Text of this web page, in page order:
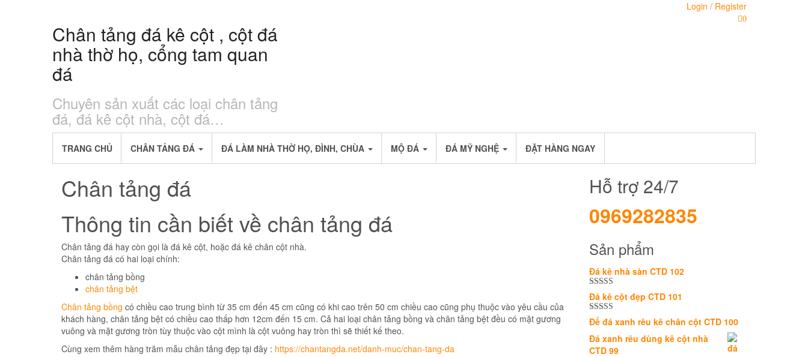
Login / Register
Chân tảng đá kê cột , cột đá
nhà thờ họ, cổng tam quan
đá
Chuyên sản xuất các loại chân tảng
đá, đá kê cột nhà, cột đá…
0
TRANG CHỦ CHÂN TẢNG ĐÁ ĐÁ LÀM NHÀ THỜ HỌ, ĐÌNH, CHÙA MỘ ĐÁ ĐÁ MỸ NGHỆ ĐẶT HÀNG NGAY
Chân tảng đá
Thông tin cần biết về chân tảng đá
Chân tảng đá hay còn gọi là đá kê cột, hoặc đá kê chân cột nhà.
Chân tảng đá có hai loại chính:
chân tảng bồng
chân tảng bệt
Chân tảng bồng có chiều cao trung bình từ 35 cm đến 45 cm cũng có khi cao trên 50 cm chiều cao cũng phụ thuộc vào yêu cầu của
khách hàng, chân tảng bệt có chiều cao thấp hơn 12cm đến 15 cm. Cả hai loại chân tảng bồng và chân tảng bệt đều có mặt gương
vuông và mặt gương tròn tùy thuộc vào cột mình là cột vuông hay tròn thì sẽ thiết kế theo.
Cùng xem thêm hàng trăm mẫu chân tảng đẹp tại đây : https://chantangda.net/danh-muc/chan-tang-da
Hỗ trợ 24/7
0969282835
Sản phẩm
Đá kê nhà sàn CTD 102
Được xếp
hạng5.005
sao
Đá kê cột đẹp CTD 101
Được xếp
hạng5.005
sao
Đế đá xanh rêu kê chân cột CTD 100
Đá xanh rêu dùng kê cột nhà
CTD 99